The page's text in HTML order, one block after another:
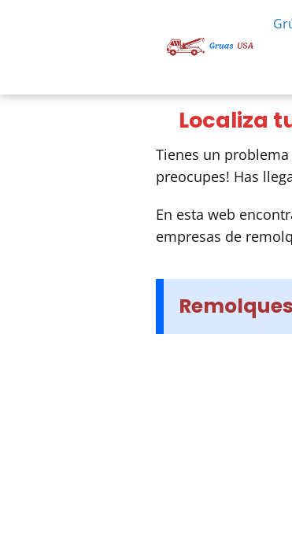
Localiza
Tienes un
preocupes! Has
En esta web
empresas de